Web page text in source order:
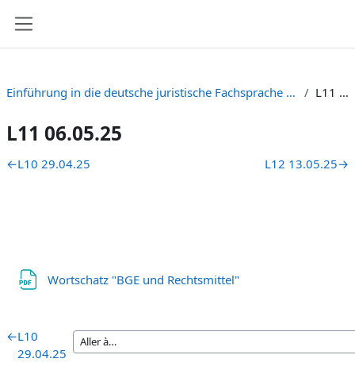
Einführung in die deutsche juristische Fachsprache C1/C2 Zielniveau) Gruppe B [HS-2024 + FS-2025] L11 06.05.25
L11 06.05.25
Résumé de section
←L10 29.04.25 L12 13.05.25→
Wortschatz "BGE und Rechtsmittel"
←L10
29.04.25